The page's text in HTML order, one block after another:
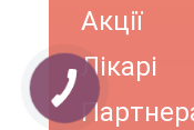
Акції
Лікарі